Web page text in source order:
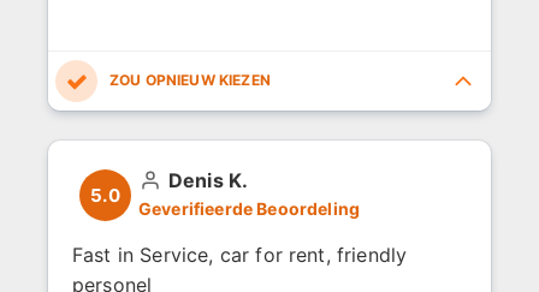
5.0
4.0
5.0
5.0
5.0
5.0
Denis K.
Geverifieerde Beoordeling
Fast in Service, car for rent, friendly
personel